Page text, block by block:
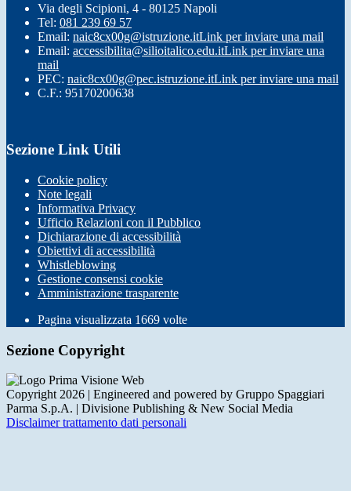
Via degli Scipioni, 4 - 80125 Napoli
Tel: 081 239 69 57
Email: naic8cx00g@istruzione.itLink per inviare una mail
Email: accessibilita@silioitalico.edu.itLink per inviare una
mail
PEC: naic8cx00g@pec.istruzione.itLink per inviare una mail
C.F.: 95170200638
Sezione Link Utili
Cookie policy
Note legali
Informativa Privacy
Ufficio Relazioni con il Pubblico
Dichiarazione di accessibilità
Obiettivi di accessibilità
Whistleblowing
Gestione consensi cookie
Amministrazione trasparente
Pagina visualizzata 1669 volte
Sezione Copyright
Copyright 2026 | Engineered and powered by Gruppo Spaggiari
Parma S.p.A. | Divisione Publishing & New Social Media
Disclaimer trattamento dati personali